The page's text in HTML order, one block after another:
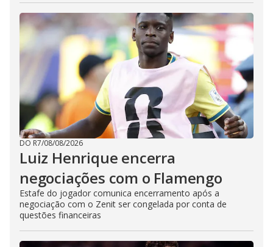
DO R7/08/08/2026
Luiz Henrique encerra
negociações com o Flamengo
Estafe do jogador comunica encerramento após a
negociação com o Zenit ser congelada por conta de
questões financeiras